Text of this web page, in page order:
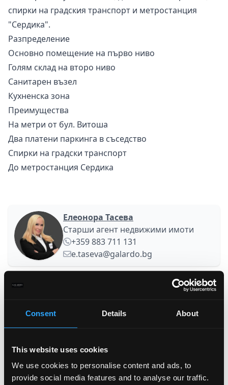
Consent Details About
This website uses cookies
We use cookies to personalise content and ads, to
provide social media features and to analyse our traffic.
спирки на градския транспорт и метростанция
"Сердика".
Разпределение
Основно помещение на първо ниво
Голям склад на второ ниво
Санитарен възел
Кухненска зона
Преимущества
На метри от бул. Витоша
Два платени паркинга в съседство
Спирки на градски транспорт
До метростанция Сердика
Елеонора Тасева
Старши агент недвижими имоти
+359 883 711 131
e.taseva@galardo.bg
Фамилия